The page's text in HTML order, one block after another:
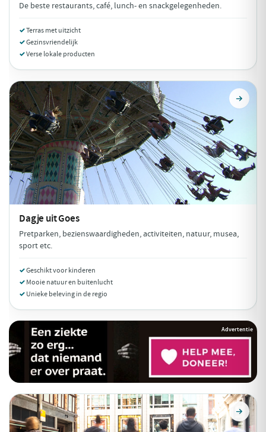
De beste restaurants, café, lunch- en snackgelegenheden.
Terras met uitzicht
Gezinsvriendelijk
Verse lokale producten
Dagje uitGoes
Pretparken, bezienswaardigheden, activiteiten, natuur, musea,
sport etc.
Geschikt voor kinderen
Mooie natuur en buitenlucht
Unieke beleving in de regio